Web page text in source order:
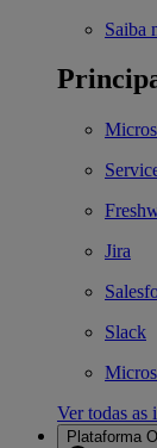
Saiba
Jira
Slack
Ver todas as
Plataforma